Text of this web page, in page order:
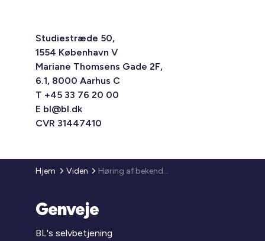
Studiestræde 50,
1554 København V
Mariane Thomsens Gade 2F,
6.1, 8000 Aarhus C
T +45 33 76 20 00
E bl@bl.dk
CVR 31447410
Hjem Viden Høring af bekendtgørelse om beregning af samfundsøkonomisk hensigtsmæssighed ved forsyning af områder med grundvandssænkende foranstaltninger
Genveje
BL's selvbetjening